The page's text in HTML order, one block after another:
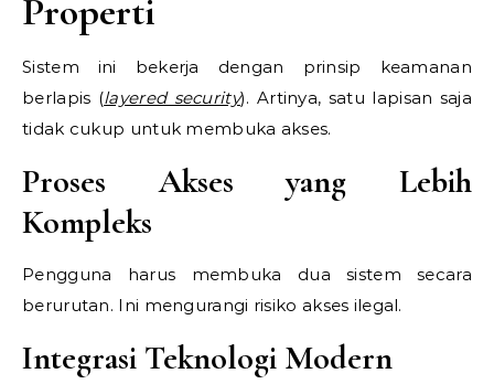
Properti
Sistem ini bekerja dengan prinsip keamanan
berlapis (layered security). Artinya, satu lapisan saja
tidak cukup untuk membuka akses.
Proses Akses yang Lebih
Kompleks
Pengguna harus membuka dua sistem secara
berurutan. Ini mengurangi risiko akses ilegal.
Integrasi Teknologi Modern